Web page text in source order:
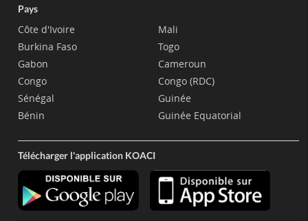
Pays
Côte d'Ivoire
Burkina Faso
Gabon
Congo
Sénégal
Bénin
Mali
Togo
Cameroun
Congo (RDC)
Guinée
Guinée Equatorial
Télécharger l'application KOACI